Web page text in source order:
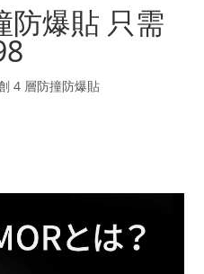
防爆貼 只需
4 層防撞防爆貼